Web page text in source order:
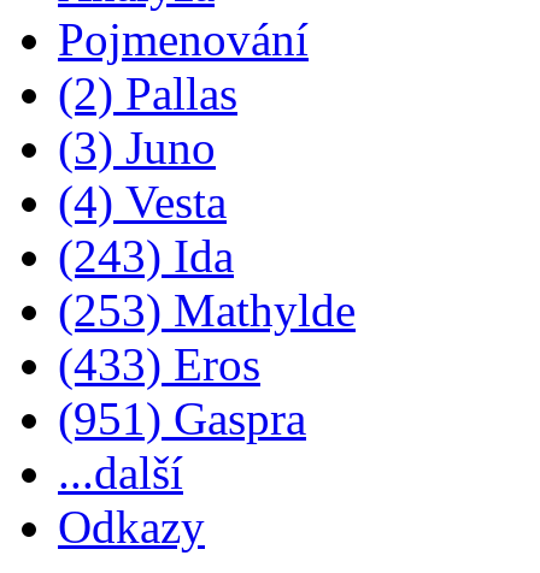
Pojmenování
(2) Pallas
(3) Juno
(4) Vesta
(243) Ida
(253) Mathylde
(433) Eros
(951) Gaspra
...další
Odkazy